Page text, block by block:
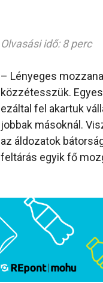
Olvasási idő: 8 perc
– Lényeges
közzétesszük.
ezáltal fel akartuk
jobbak másoknál.
az áldozatok
feltárás egyik fő